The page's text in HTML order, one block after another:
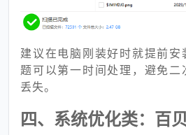
建议在电脑刚装好时就提前
题可以第一时间处理，避免
丢失。
四、系统优化类：百